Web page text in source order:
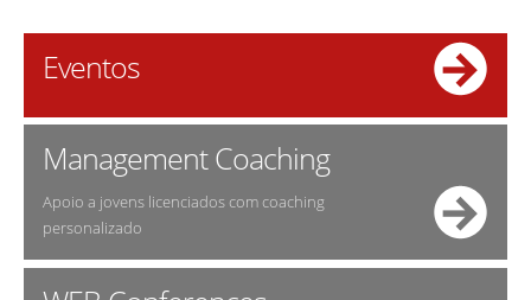
Eventos
Management Coaching
Apoio a jovens licenciados com coaching
personalizado